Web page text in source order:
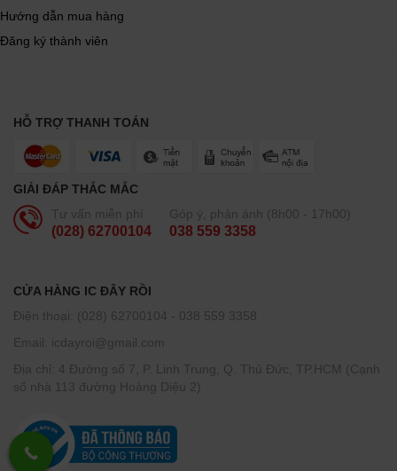
Hướng dẫn mua hàng
Đăng ký thành viên
HỖ TRỢ THANH TOÁN
GIẢI ĐÁP THẮC MẮC
Tư vấn miễn phí
(028) 62700104
Góp ý, phản ánh (8h00 - 17h00)
038 559 3358
CỬA HÀNG IC ĐÂY RỒI
Điện thoại: (028) 62700104 - 038 559 3358
Email: icdayroi@gmail.com
Địa chỉ: 4 Đường số 7, P. Linh Trung, Q. Thủ Đức, TP.HCM (Cạnh
số nhà 113 đường Hoàng Diệu 2)